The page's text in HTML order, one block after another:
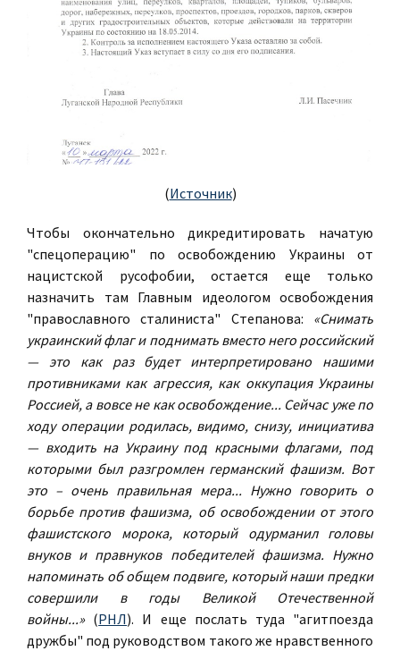
(Источник)
Чтобы окончательно дикредитировать начатую
"спецоперацию" по освобождению Украины от
нацистской русофобии, остается еще только
назначить там Главным идеологом освобождения
"православного сталиниста" Степанова: «Снимать
украинский флаг и поднимать вместо него российский
— это как раз будет интерпретировано нашими
противниками как агрессия, как оккупация Украины
Россией, а вовсе не как освобождение... Сейчас уже по
ходу операции родилась, видимо, снизу, инициатива
— входить на Украину под красными флагами, под
которыми был разгромлен германский фашизм. Вот
это – очень правильная мера... Нужно говорить о
борьбе против фашизма, об освобождении от этого
фашистского морока, который одурманил головы
внуков и правнуков победителей фашизма. Нужно
напоминать об общем подвиге, который наши предки
совершили в годы Великой Отечественной
войны...»(РНЛ). И еще послать туда "агитпоезда
дружбы" под руководством такого же нравственного